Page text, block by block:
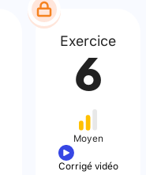
Exercice
6
Moyen
Corrigé vidéo